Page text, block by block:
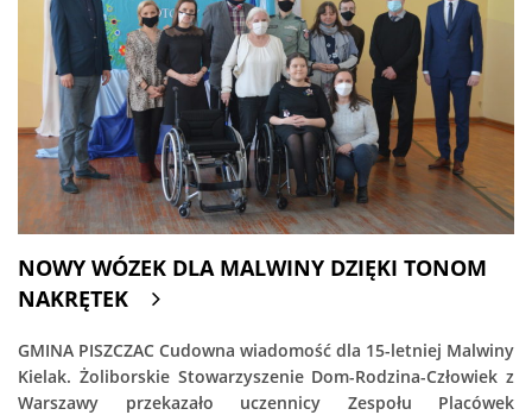
NOWY WÓZEK DLA MALWINY DZIĘKI TONOM
NAKRĘTEK
GMINA PISZCZAC Cudowna wiadomość dla 15-letniej Malwiny
Kielak. Żoliborskie Stowarzyszenie Dom-Rodzina-Człowiek z
Warszawy przekazało uczennicy Zespołu Placówek